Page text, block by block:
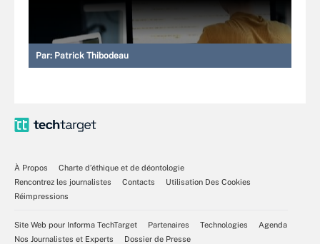
Par: Patrick Thibodeau
À Propos
Charte d’éthique et de déontologie
Rencontrez les journalistes
Contacts
Utilisation Des Cookies
Réimpressions
Site Web pour Informa TechTarget Partenaires Technologies
Agenda
Nos Journalistes et Experts
Dossier de Presse